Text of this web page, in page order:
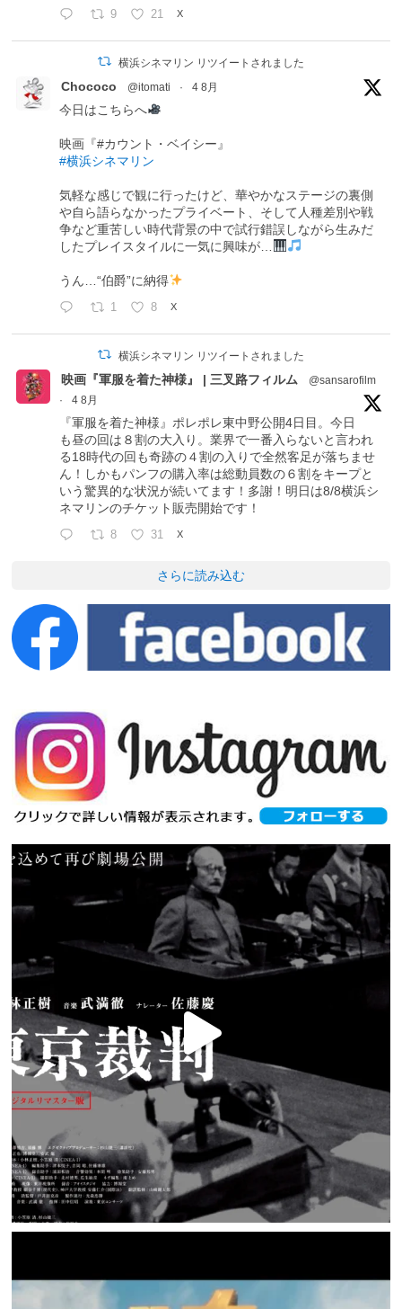
9 21 X
横浜シネマリン リツイートされました
Chococo @itomati · 4 8月
今日はこちらへ
映画『#カウント・ベイシー』
#横浜シネマリン
気軽な感じで観に行ったけど、華やかなステージの裏側
や自ら語らなかったプライベート、そして人種差別や戦
争など重苦しい時代背景の中で試行錯誤しながら生みだ
したプレイスタイルに一気に興味が…
うん…“伯爵”に納得
1 8 X
横浜シネマリン リツイートされました
映画『軍服を着た神様』 | 三叉路フィルム
@sansarofilm
·
4 8月
『軍服を着た神様』ポレポレ東中野公開4日目。今日
も昼の回は８割の大入り。業界で一番入らないと言われ
る18時代の回も奇跡の４割の入りで全然客足が落ちませ
ん！しかもパンフの購入率は総動員数の６割をキープと
いう驚異的な状況が続いてます！多謝！明日は8/8横浜シ
ネマリンのチケット販売開始です！
8 31 X
さらに読み込む